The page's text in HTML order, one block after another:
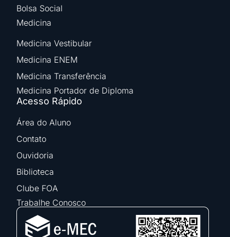
Bolsa Social
Medicina
Medicina Vestibular
Medicina ENEM
Medicina Transferência
Medicina Portador de Diploma
Acesso Rápido
Área do Aluno
Contato
Ouvidoria
Biblioteca
Clube FOA
Trabalhe Conosco